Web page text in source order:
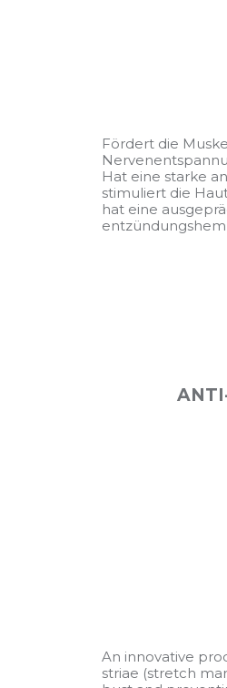
Fördert die
Hat eine starke
stimuliert die
hat eine
An innovative
striae (stretch